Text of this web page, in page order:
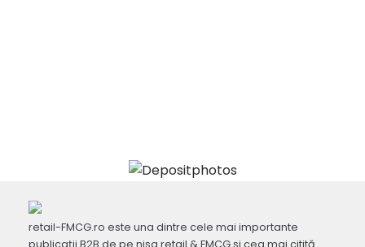
retail-FMCG.ro este una dintre cele mai importante